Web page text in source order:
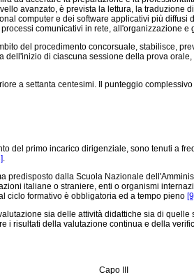
avanzato, è prevista la lettura, la
computer e dei software applicativi più
comunicativi in rete, all'organizzazione
del procedimento concorsuale, stabilisce,
di ciascuna sessione della prova
a settanta centesimi. Il punteggio
primo incarico dirigenziale, sono tenuti a
.
dalla Scuola Nazionale
italiane o straniere, enti o organismi
ciclo formativo è obbligatoria ed a tempo pieno
sia delle attività didattiche sia di
risultati della valutazione continua e della
Capo III